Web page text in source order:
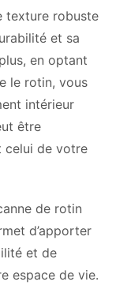
texture robuste
et sa
en optant
le rotin, vous
intérieur
être
celui de votre
de rotin
d’apporter
et de
espace de vie.